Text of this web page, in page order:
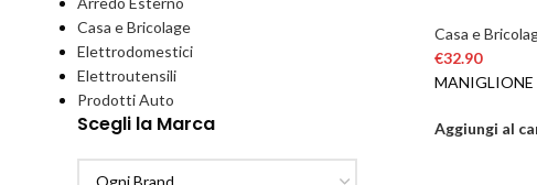
Casa e Bricolage
Elettrodomestici
Elettroutensili
Prodotti Auto
Scegli la Marca
Casa e
€32.90
Aggiungi al